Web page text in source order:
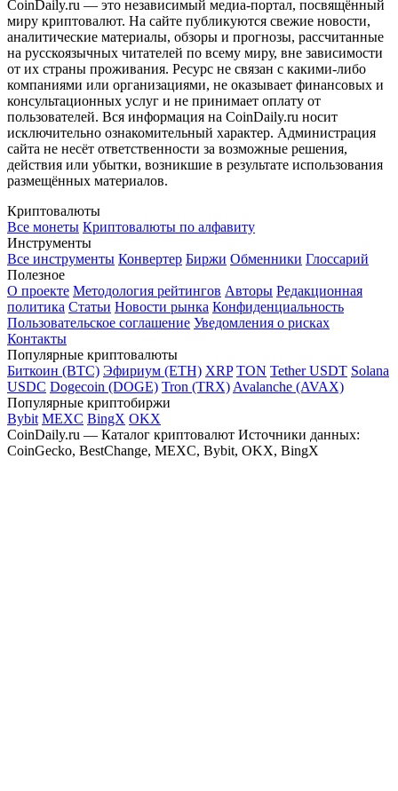
CoinDaily.ru — это независимый медиа-портал, посвящённый
миру криптовалют. На сайте публикуются свежие новости,
аналитические материалы, обзоры и прогнозы, рассчитанные
на русскоязычных читателей по всему миру, вне зависимости
от их страны проживания. Ресурс не связан с какими-либо
компаниями или организациями, не оказывает финансовых и
консультационных услуг и не принимает оплату от
пользователей. Вся информация на CoinDaily.ru носит
исключительно ознакомительный характер. Администрация
сайта не несёт ответственности за возможные решения,
действия или убытки, возникшие в результате использования
размещённых материалов.
Криптовалюты
Все монеты Криптовалюты по алфавиту
Инструменты
Все инструменты Конвертер Биржи Обменники Глоссарий
Полезное
О проекте Методология рейтингов Авторы Редакционная
политика Статьи Новости рынка Конфиденциальность
Пользовательское соглашение Уведомления о рисках
Контакты
Популярные криптовалюты
Биткоин (BTC) Эфириум (ETH) XRP TON Tether USDT Solana
USDC Dogecoin (DOGE) Tron (TRX) Avalanche (AVAX)
Популярные криптобиржи
Bybit MEXC BingX OKX
CoinDaily.ru — Каталог криптовалют Источники данных:
CoinGecko, BestChange, MEXC, Bybit, OKX, BingX